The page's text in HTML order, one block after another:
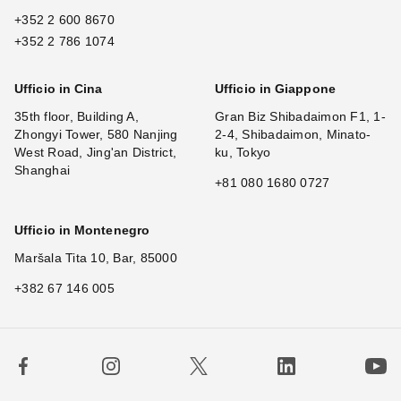
+352 2 600 8670
+352 2 786 1074
Ufficio in Cina
35th floor, Building A,
Zhongyi Tower, 580 Nanjing
West Road, Jing'an District,
Shanghai
Ufficio in Giappone
Gran Biz Shibadaimon F1, 1-
2-4, Shibadaimon, Minato-
ku, Tokyo
+81 080 1680 0727
Ufficio in Montenegro
Maršala Tita 10, Bar, 85000
+382 67 146 005